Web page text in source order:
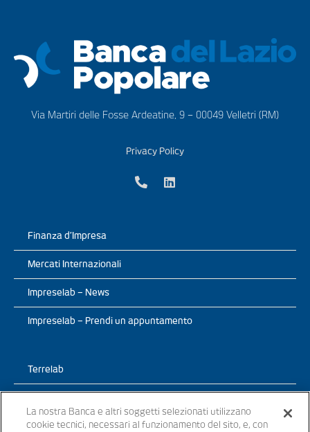
Via Martiri delle Fosse Ardeatine, 9 – 00049 Velletri (RM)
Privacy Policy
Finanza d’Impresa
Mercati Internazionali
Impreselab – News
Impreselab – Prendi un appuntamento
Terrelab
TerreLab – News
La nostra Banca e altri soggetti selezionati utilizzano
cookie tecnici, necessari al funzionamento del sito, e, con